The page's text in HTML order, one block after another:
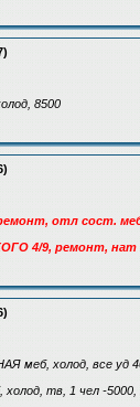
8500
отл сост.
4/9, ремонт, нат
меб, холод, все уд
тв, 1 чел -5000,